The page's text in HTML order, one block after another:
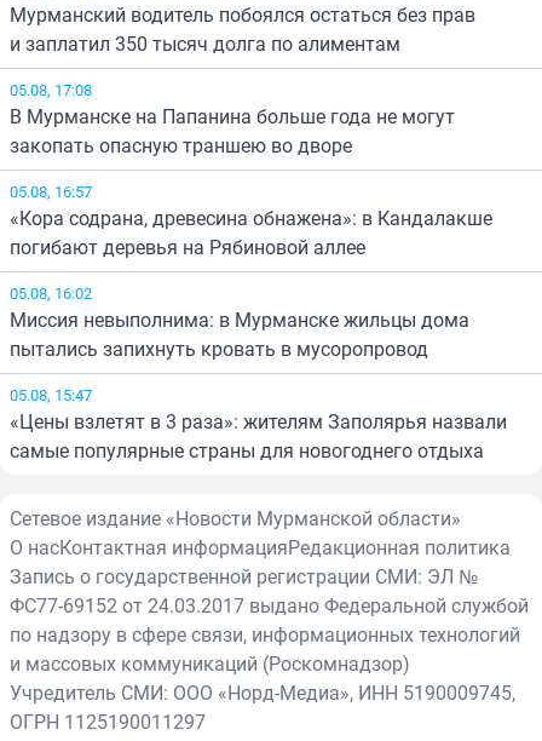
Мурманский водитель побоялся остаться без прав
и заплатил 350 тысяч долга по алиментам
05.08, 17:08
В Мурманске на Папанина больше года не могут
закопать опасную траншею во дворе
05.08, 16:57
«Кора содрана, древесина обнажена»: в Кандалакше
погибают деревья на Рябиновой аллее
05.08, 16:02
Миссия невыполнима: в Мурманске жильцы дома
пытались запихнуть кровать в мусоропровод
05.08, 15:47
«Цены взлетят в 3 раза»: жителям Заполярья назвали
самые популярные страны для новогоднего отдыха
Сетевое издание «Новости Мурманской области»
О насКонтактная информацияРедакционная политика
Запись о государственной регистрации СМИ: ЭЛ №
ФС77-69152 от 24.03.2017 выдано Федеральной службой
по надзору в сфере связи, информационных технологий
и массовых коммуникаций (Роскомнадзор)
Учредитель СМИ: ООО «Норд-Медиа», ИНН 5190009745,
ОГРН 1125190011297